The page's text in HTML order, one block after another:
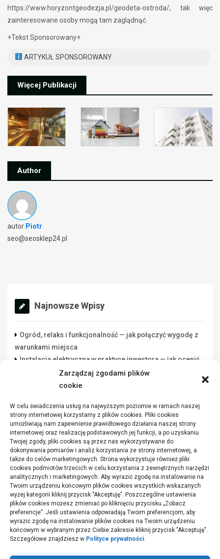
Zarządzaj zgodami plików
cookie
W celu świadczenia usług na najwyższym poziomie w ramach naszej
strony internetowej korzystamy z plików cookies. Pliki cookies
umożliwiają nam zapewnienie prawidłowego działania naszej strony
internetowej oraz realizację podstawowych jej funkcji, a po uzyskaniu
Twojej zgody, pliki cookies są przez nas wykorzystywane do
dokonywania pomiarów i analiz korzystania ze strony internetowej, a
także do celów marketingowych. Strona wykorzystuje również pliki
cookies podmiotów trzecich w celu korzystania z zewnętrznych narzędzi
analitycznych i marketingowych. Aby wyrazić zgodę na instalowanie na
Twoim urządzeniu końcowym plików cookies wszystkich wskazanych
wyżej kategorii kliknij przycisk "Akceptuję". Poszczególne ustawienia
plików cookies możesz zmieniać po kliknięciu przycisku „Zobacz
preferencje”. Jeśli ustawienia odpowiadają Twoim preferencjom, aby
wyrazić zgodę na instalowanie plików cookies na Twoim urządzeniu
końcowym w wybranym przez Ciebie zakresie kliknij przycisk "Akceptuję".
Szczegółowe znajdziesz w Polityce prywatności.
https://www.horyzontgeodezja.pl/geodeta-ostroda/, tak więc
zainteresowane osoby mogą tam zaglądnąć.
+Tekst Sponsorowany+
ARTYKUŁ SPONSOROWANY
Więcej Publikacji
Author
autor Piotr
seo@seosklep24.pl
Najnowsze Wpisy
Ogród, relaks i funkcjonalność — jak połączyć wygodę z
warunkami miejsca
Instalacja elektryczna w praktyce inwestora — jak ocenić
wykonawcę rozsądnie
Lista danych do świadectwa energetycznego: co
Funkcjonalna przestrzeń robocza w warsztacie a jakość
wykonywanych zadań
Jakie parametry mają winylowe panele
Polityka plików cookies (EU)